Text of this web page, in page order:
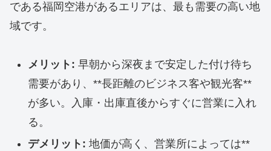
である福岡空港があるエリアは、最も需要の高い地
域です。
メリット: 早朝から深夜まで安定した付け待ち
需要があり、**長距離のビジネス客や観光客**
が多い。入庫・出庫直後からすぐに営業に入れ
る。
デメリット: 地価が高く、営業所によっては**